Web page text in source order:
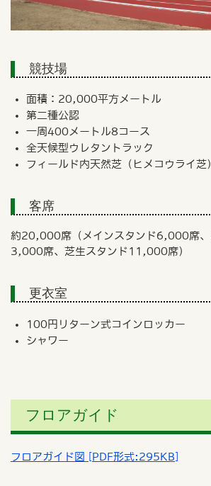
競技場
面積：20,000平方メートル
第二種公認
一周400メートル8コース
全天候型ウレタントラック
フィールド内天然芝（ヒメコウライ芝
客席
約20,000席（メインスタンド6,000席、
3,000席、芝生スタンド11,000席）
更衣室
100円リターン式コインロッカー
シャワー
フロアガイド
フロアガイド図 [PDF形式:295KB]